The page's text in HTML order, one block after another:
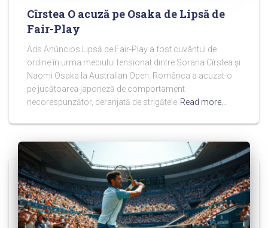
Cîrstea O acuză pe Osaka de Lipsă de
Fair-Play
Ads Anúncios Lipsă de Fair-Play a fost cuvântul de
ordine în urma meciului tensionat dintre Sorana Cîrstea și
Naomi Osaka la Australian Open. Românca a acuzat-o
pe jucătoarea japoneză de comportament
necorespunzător, deranjată de strigătele Read more…